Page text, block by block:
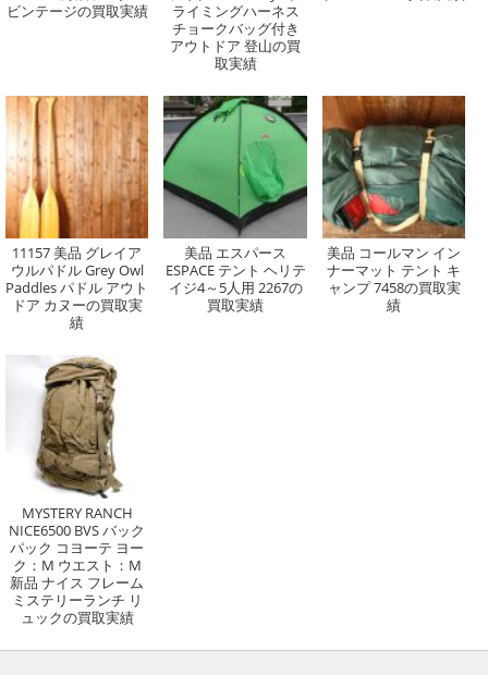
ビンテージの買取実績
ライミングハーネス
チョークバッグ付き
アウトドア 登山の買
取実績
11157 美品 グレイア
ウルパドル Grey Owl
Paddles パドル アウト
ドア カヌーの買取実
績
美品 エスパース
ESPACE テント ヘリテ
イジ4～5人用 2267の
買取実績
美品 コールマン イン
ナーマット テント キ
ャンプ 7458の買取実
績
MYSTERY RANCH
NICE6500 BVS バック
パック コヨーテ ヨー
ク：M ウエスト：M
新品 ナイス フレーム
ミステリーランチ リ
ュックの買取実績